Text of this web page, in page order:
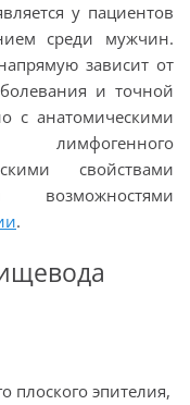
у пациентов
среди мужчин.
зависит от
и точной
с анатомическими
свойствами
.
плоского эпителия,